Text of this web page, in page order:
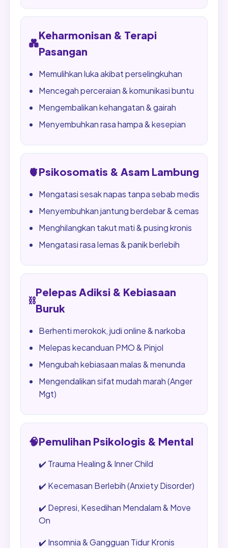
💑
Keharmonisan & Terapi
Pasangan
Memulihkan luka akibat perselingkuhan
Mencegah perceraian & komunikasi buntu
Mengembalikan kehangatan & gairah
Menyembuhkan rasa hampa & kesepian
🫀Psikosomatis & Asam Lambung
Mengatasi sesak napas tanpa sebab medis
Menyembuhkan jantung berdebar & cemas
Menghilangkan takut mati & pusing kronis
Mengatasi rasa lemas & panik berlebih
⛓️
Pelepas Adiksi & Kebiasaan
Buruk
Berhenti merokok, judi online & narkoba
Melepas kecanduan PMO & Pinjol
Mengubah kebiasaan malas & menunda
Mengendalikan sifat mudah marah (Anger
Mgt)
🧠Pemulihan Psikologis & Mental
✔️ Trauma Healing & Inner Child
✔️ Kecemasan Berlebih (Anxiety Disorder)
✔️ Depresi, Kesedihan Mendalam & Move
On
✔️ Insomnia & Gangguan Tidur Kronis